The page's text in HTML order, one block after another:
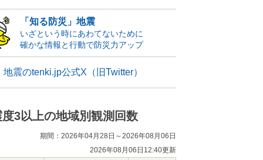
「知る防災」地震
いざという時にあわてないために
確かな情報と行動で防災力アップ
地震のtenki.jp公式X（旧Twitter）
度3以上の地域別観測回数
期間：2026年04月28日～2026年08月06日
2026年08月06日12:40更新